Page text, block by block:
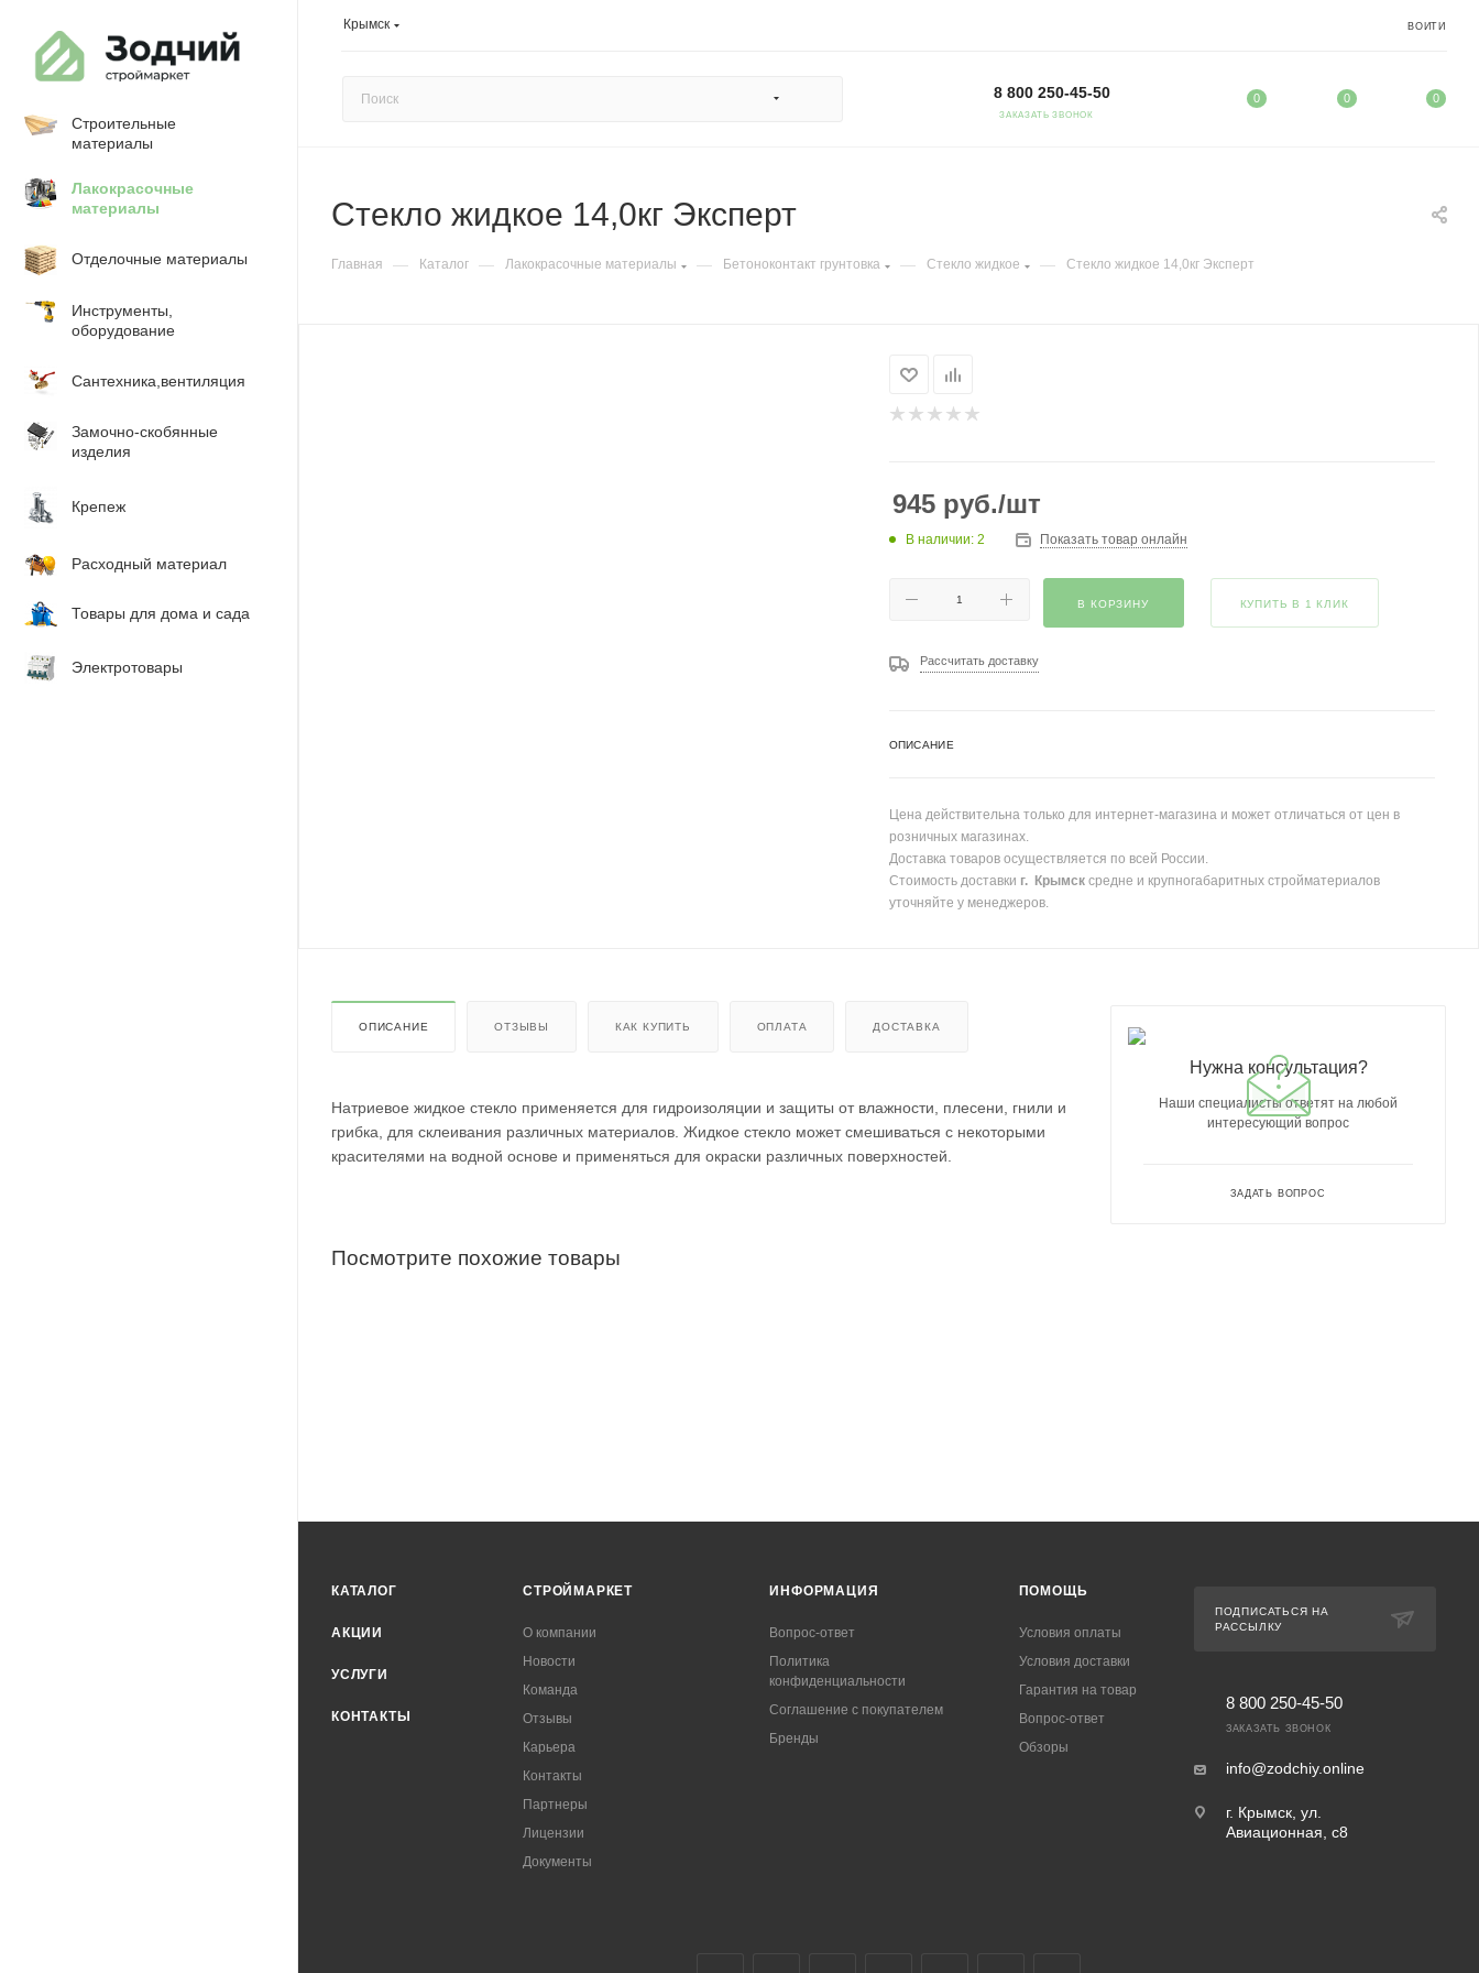
Крымск ВОЙТИ
8 800 250-45-50
ЗАКАЗАТЬ ЗВОНОК
0 0 0
Строительные
материалы
Лакокрасочные
материалы
Отделочные материалы
Инструменты,
оборудование
Сантехника,вентиляция
Замочно-скобянные
изделия
Крепеж
Расходный материал
Товары для дома и сада
Электротовары
Стекло жидкое 14,0кг Эксперт
Главная — Каталог — Лакокрасочные материалы — Бетоноконтакт грунтовка — Стекло жидкое — Стекло жидкое 14,0кг Эксперт
945руб./шт
В наличии: 2 Показать товар онлайн
В КОРЗИНУ КУПИТЬ В 1 КЛИК
Рассчитать доставку
ОПИСАНИЕ
Цена действительна только для интернет-магазина и может отличаться от цен в
розничных магазинах.
Доставка товаров осуществляется по всей России.
Стоимость доставки г. Крымсксредне и крупногабаритных стройматериалов
уточняйте у менеджеров.
ОПИСАНИЕ ОТЗЫВЫ КАК КУПИТЬ ОПЛАТА ДОСТАВКА
Натриевое жидкое стекло применяется для гидроизоляции и защиты от влажности, плесени, гнили и
грибка, для склеивания различных материалов. Жидкое стекло может смешиваться с некоторыми
красителями на водной основе и применяться для окраски различных поверхностей.
Посмотрите похожие товары
Нужна консультация?
Наши специалисты ответят на любой
интересующий вопрос
ЗАДАТЬ ВОПРОС
КАТАЛОГ
АКЦИИ
УСЛУГИ
КОНТАКТЫ
СТРОЙМАРКЕТ
О компании
Новости
Команда
Отзывы
Карьера
Контакты
Партнеры
Лицензии
Документы
ИНФОРМАЦИЯ
Вопрос-ответ
Политика
конфиденциальности
Соглашение с покупателем
Бренды
ПОМОЩЬ
Условия оплаты
Условия доставки
Гарантия на товар
Вопрос-ответ
Обзоры
ПОДПИСАТЬСЯ НА
РАССЫЛКУ
8 800 250-45-50
ЗАКАЗАТЬ ЗВОНОК
info@zodchiy.online
г. Крымск, ул.
Авиационная, с8